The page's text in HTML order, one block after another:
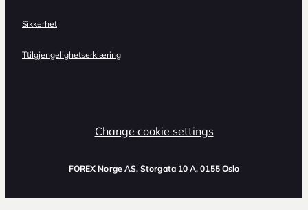
Sikkerhet
Ttilgjengelighetserklæring
Change cookie settings
FOREX Norge AS, Storgata 10 A, 0155 Oslo